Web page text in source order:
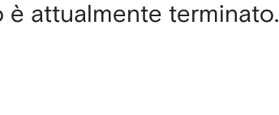
attualmente terminato.